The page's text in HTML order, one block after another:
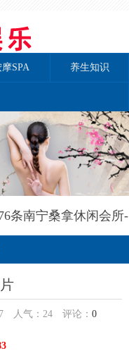
摩SPA 养生知识
条南宁桑拿休闲会所-
息
人气： 24 评论： 0